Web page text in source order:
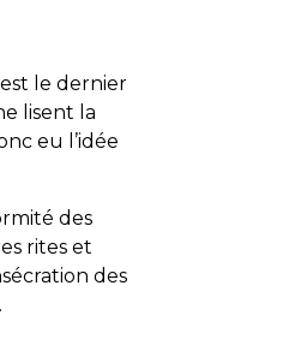
le dernier
lisent la
eu l’idée
des
rites et
des